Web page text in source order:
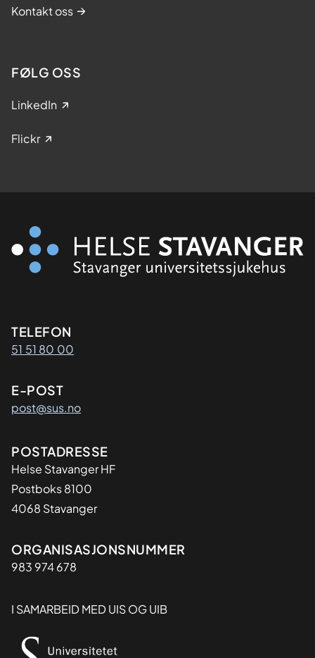
Kontakt oss
FØLG OSS
LinkedIn
Flickr
Kontaktinformasjon
TELEFON
51 51 80 00
E-POST
post@sus.no
Adresse
POSTADRESSE
Helse Stavanger HF
Postboks 8100
4068 Stavanger
Organisasjon
ORGANISASJONSNUMMER
983 974 678
I SAMARBEID MED UIS OG UIB